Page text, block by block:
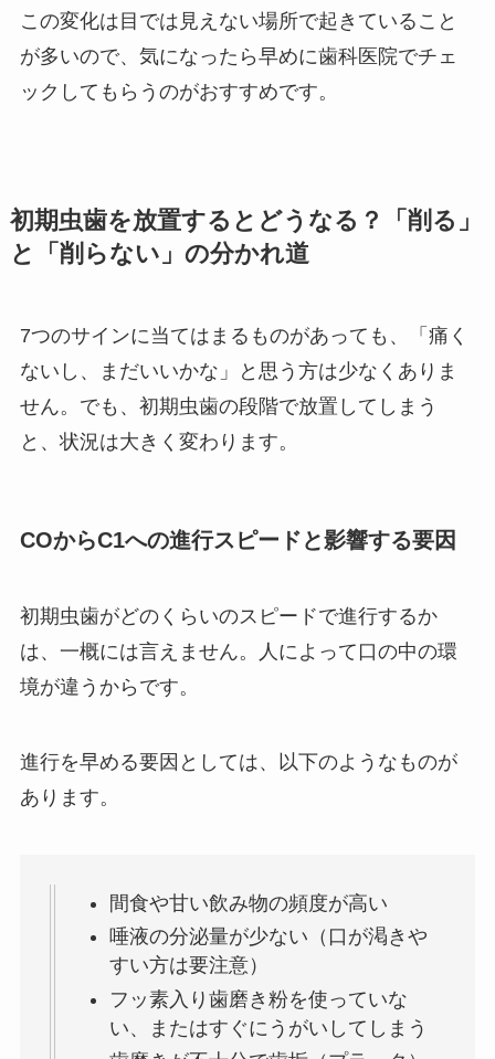
この変化は目では見えない場所で起きていること
が多いので、気になったら早めに歯科医院でチェ
ックしてもらうのがおすすめです。
初期虫歯を放置するとどうなる？「削る」
と「削らない」の分かれ道
7つのサインに当てはまるものがあっても、「痛く
ないし、まだいいかな」と思う方は少なくありま
せん。でも、初期虫歯の段階で放置してしまう
と、状況は大きく変わります。
COからC1への進行スピードと影響する要因
初期虫歯がどのくらいのスピードで進行するか
は、一概には言えません。人によって口の中の環
境が違うからです。
進行を早める要因としては、以下のようなものが
あります。
間食や甘い飲み物の頻度が高い
唾液の分泌量が少ない（口が渇きや
すい方は要注意）
フッ素入り歯磨き粉を使っていな
い、またはすぐにうがいしてしまう